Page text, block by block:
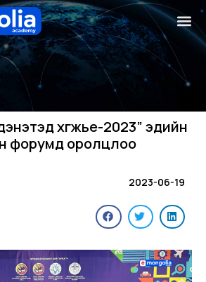
хөгжье-2023” эдийн
форумд оролцлоо
2023-06-19